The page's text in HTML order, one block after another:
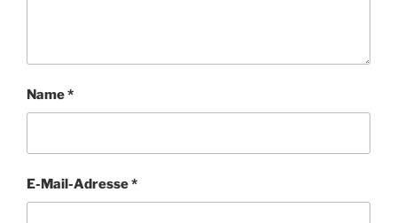
Name*
E-Mail-Adresse*